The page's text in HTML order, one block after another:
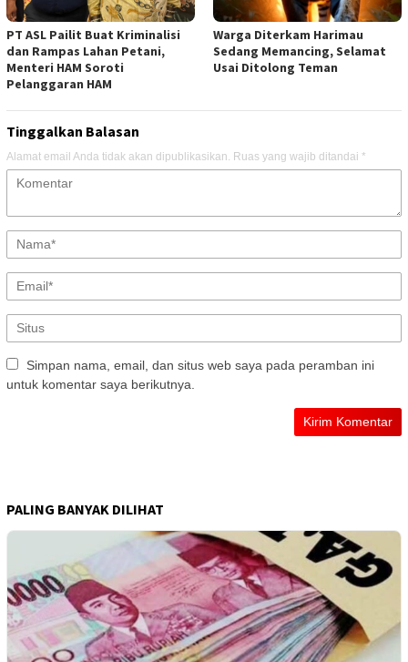
PT ASL Pailit Buat Kriminalisi
dan Rampas Lahan Petani,
Menteri HAM Soroti
Pelanggaran HAM
Warga Diterkam Harimau
Sedang Memancing, Selamat
Usai Ditolong Teman
Tinggalkan Balasan
Alamat email Anda tidak akan dipublikasikan. Ruas yang wajib ditandai *
Simpan nama, email, dan situs web saya pada peramban ini
untuk komentar saya berikutnya.
PALING BANYAK DILIHAT